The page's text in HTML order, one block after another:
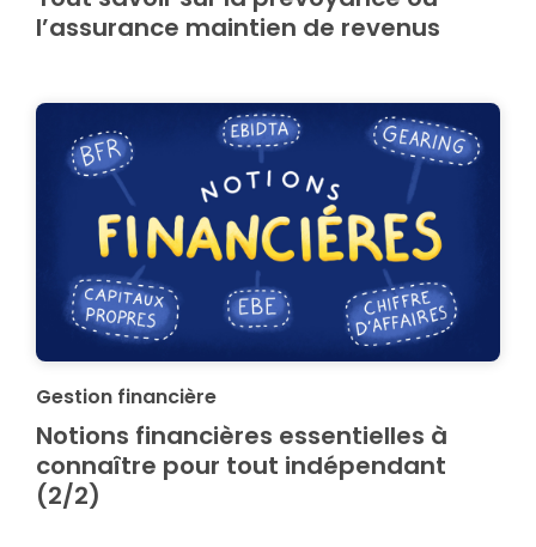
l’assurance maintien de revenus
Gestion financière
Notions financières essentielles à
connaître pour tout indépendant
(2/2)